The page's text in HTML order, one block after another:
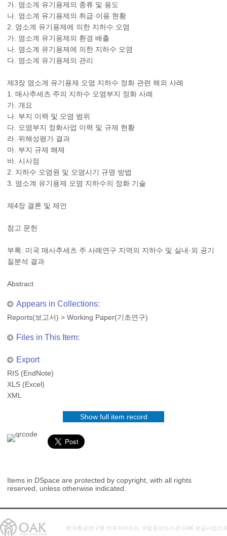
가. 염소계 유기용제의 종류 및 용도
나. 염소계 유기용제의 취급·이용 현황
2. 염소계 유기용제에 의한 지하수 오염
가. 염소계 유기용제의 환경 배출
나. 염소계 유기용제에 의한 지하수 오염
다. 염소계 유기용제의 관리
제3장 염소계 유기용제 오염 지하수 정화 관련 해외 사례
1. 매사추세츠 주의 지하수 오염부지 정화 사례
가. 개요
나. 부지 이력 및 오염 범위
다. 오염부지 정화사업 이력 및 규제 현황
라. 위해성평가 결과
마. 부지 규제 해제
바. 시사점
2. 지하수 오염원 및 오염시기 규명 방법
3. 염소계 유기용제 오염 지하수의 정화 기술
제4장 결론 및 제언
참고 문헌
부록: 미국 매사추세츠 주 사례연구 지역의 지하수 및 실내·외 공기
질분석 결과
Abstract
Appears in Collections:
Reports(보고서) > Working Paper(기초연구)
Files in This Item:
Export
RIS (EndNote)
XLS (Excel)
XML
Show full item record
Items in DSpace are protected by copyright, with all rights
reserved, unless otherwise indicated.
한국환경연구원 리포지터리는 국립중앙도서관 OAK 보급사업